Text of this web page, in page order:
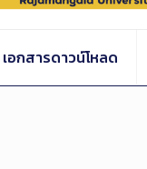
เอกสารดาวน์โหลด